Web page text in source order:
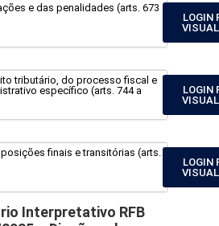
e das penalidades (arts. 673
LOGIN
tributário, do processo fiscal e
específico (arts. 744 a
LOGIN
finais e transitórias (arts.
LOGIN
Interpretativo RFB